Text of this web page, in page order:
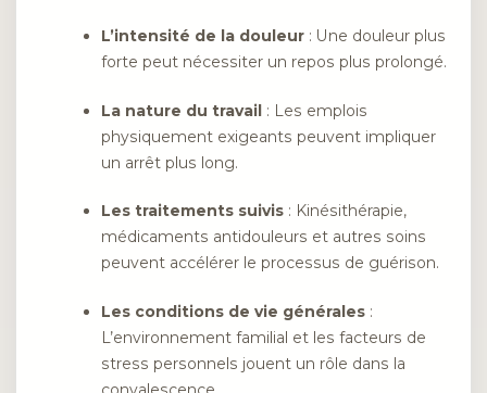
L’intensité de la douleur : Une douleur plus
forte peut nécessiter un repos plus prolongé.
La nature du travail : Les emplois
physiquement exigeants peuvent impliquer
un arrêt plus long.
Les traitements suivis : Kinésithérapie,
médicaments antidouleurs et autres soins
peuvent accélérer le processus de guérison.
Les conditions de vie générales :
L’environnement familial et les facteurs de
stress personnels jouent un rôle dans la